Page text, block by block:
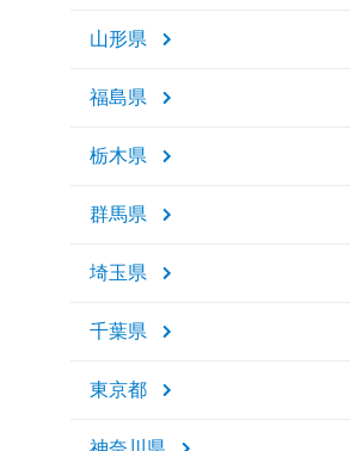
山形県
福島県
栃木県
群馬県
埼玉県
千葉県
東京都